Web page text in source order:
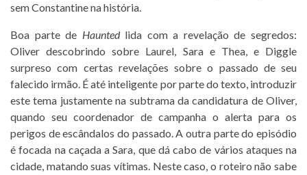
sem Constantine na história.
Boa parte de Hauntedlida com a revelação de segredos:
Oliver descobrindo sobre Laurel, Sara e Thea, e Diggle
surpreso com certas revelações sobre o passado de seu
falecido irmão. É até inteligente por parte do texto, introduzir
este tema justamente na subtrama da candidatura de Oliver,
quando seu coordenador de campanha o alerta para os
perigos de escândalos do passado. A outra parte do episódio
é focada na caçada a Sara, que dá cabo de vários ataques na
cidade, matando suas vítimas. Neste caso, o roteiro não sabe